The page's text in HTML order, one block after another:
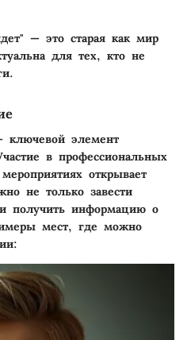
— это старая как мир
для тех, кто не
ключевой элемент
в профессиональных
открывает
не только завести
получить информацию о
мест, где можно